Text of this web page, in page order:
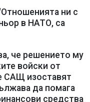
ни с
в НАТО, са
че решението му
войски от
САЩ изоставят
да помага
средства